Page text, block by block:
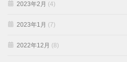
2023年2月 (4)
2023年1月 (7)
2022年12月 (8)